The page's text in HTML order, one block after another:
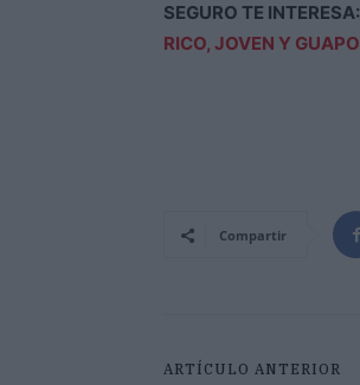
SEGURO TE INTERESA:
RICO, JOVEN Y GUAPO
Compartir
ARTÍCULO ANTERIOR